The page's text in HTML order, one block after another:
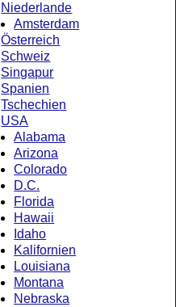
Niederlande
Amsterdam
Österreich
Schweiz
Singapur
Spanien
Tschechien
USA
Alabama
Arizona
Colorado
D.C.
Florida
Hawaii
Idaho
Kalifornien
Louisiana
Montana
Nebraska